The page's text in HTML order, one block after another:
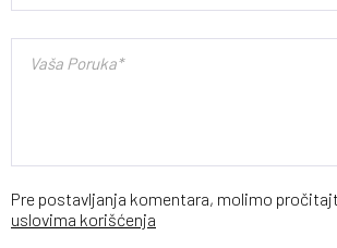
Pre postavljanja komentara, molimo
uslovima korišćenja